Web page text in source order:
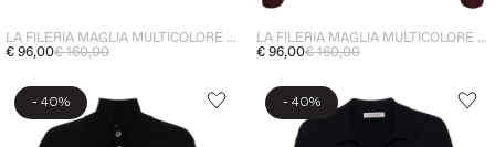
LA FILERIA MAGLIA MULTICOLORE UOMO
€ 96,00€ 160,00
LA FILERIA MAGLIA MULTICOLORE UOMO
€ 96,00€ 160,00
- 40% - 40%